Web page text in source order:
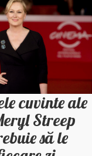
cuvinte ale
Streep
să le